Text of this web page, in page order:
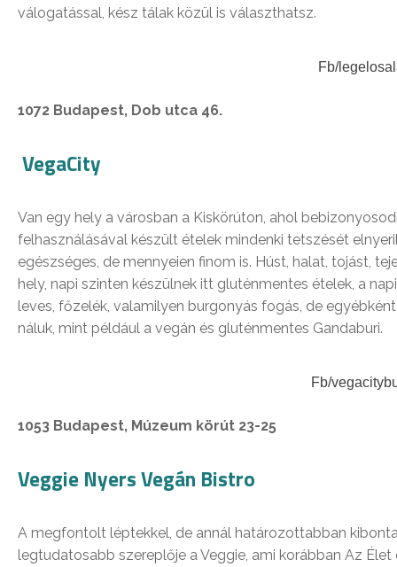
válogatással, kész tálak közül is választhatsz.
Fb/
1072 Budapest, Dob utca 46.
VegaCity
Van egy hely a városban a Kiskörúton, ahol
felhasználásával készült ételek mindenki tetszését
egészséges, de mennyeien finom is. Húst, halat, tojást,
hely, napi szinten készülnek itt gluténmentes ételek, a
leves, főzelék, valamilyen burgonyás fogás, de
náluk, mint például a vegán és gluténmentes Gandaburi.
Fb/
1053 Budapest, Múzeum körút 23-25
Veggie Nyers Vegán Bistro
A megfontolt léptekkel, de annál határozottabban
legtudatosabb szereplője a Veggie, ami korábban Az